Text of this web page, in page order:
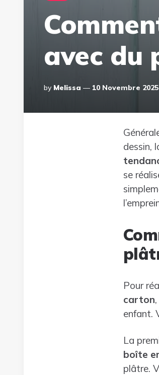
avec du
Posted
By
By Melissa 10 Novembre 2025
dessin,
se
Pour
carton
enfant.
La
boîte
plâtre.